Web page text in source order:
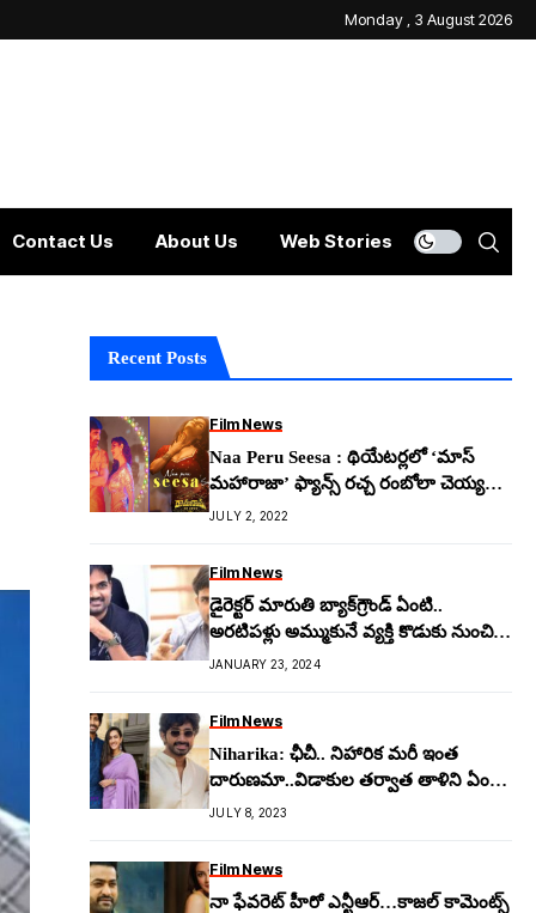
Monday , 3 August 2026
Contact Us About Us Web Stories
Recent Posts
Film News
Naa Peru Seesa : థియేటర్లలో ‘మాస్
మహారాజా’ ఫ్యాన్స్ రచ్చ రంబోలా చెయ్యడం
ఖాయం..
JULY 2, 2022
Film News
డైరెక్ట‌ర్‌ మారుతి బ్యాక్‌గ్రౌండ్ ఏంటి..
అర‌టిపళ్లు అమ్ముకునే వ్య‌క్తి కొడుకు నుంచి
డైరెక్ట‌ర్‌గా ఎలా ఎదిగాడు..!?
JANUARY 23, 2024
Film News
Niharika: ఛీచీ.. నిహారిక మ‌రీ ఇంత
దారుణ‌మా..విడాకుల త‌ర్వాత తాళిని ఏం
చేసిందంటే..!
JULY 8, 2023
Film News
నా ఫేవరెట్ హీరో ఎన్టీఆర్…కాజల్ కామెంట్స్